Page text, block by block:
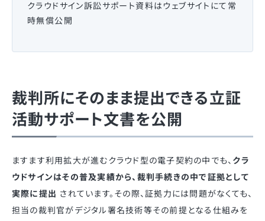
クラウドサイン訴訟サポート資料はウェブサイトにて常
時無償公開
裁判所にそのまま提出できる立証
活動サポート文書を公開
ますます利用拡大が進むクラウド型の電子契約の中でも、 クラ
ウドサインはその普及実績から、裁判手続きの中で証拠として
実際に提出 されています。その際、証拠力には問題がなくても、
担当の裁判官がデジタル署名技術等その前提となる仕組みを